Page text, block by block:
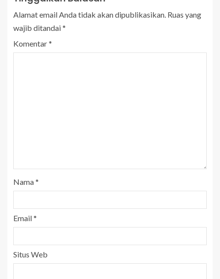
Alamat email Anda tidak akan dipublikasikan. Ruas yang
wajib ditandai*
Komentar*
Nama*
Email*
Situs Web